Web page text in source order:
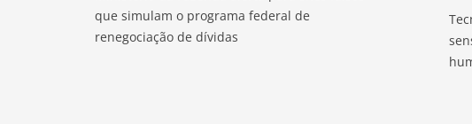
que simulam o programa federal de
renegociação de dívidas